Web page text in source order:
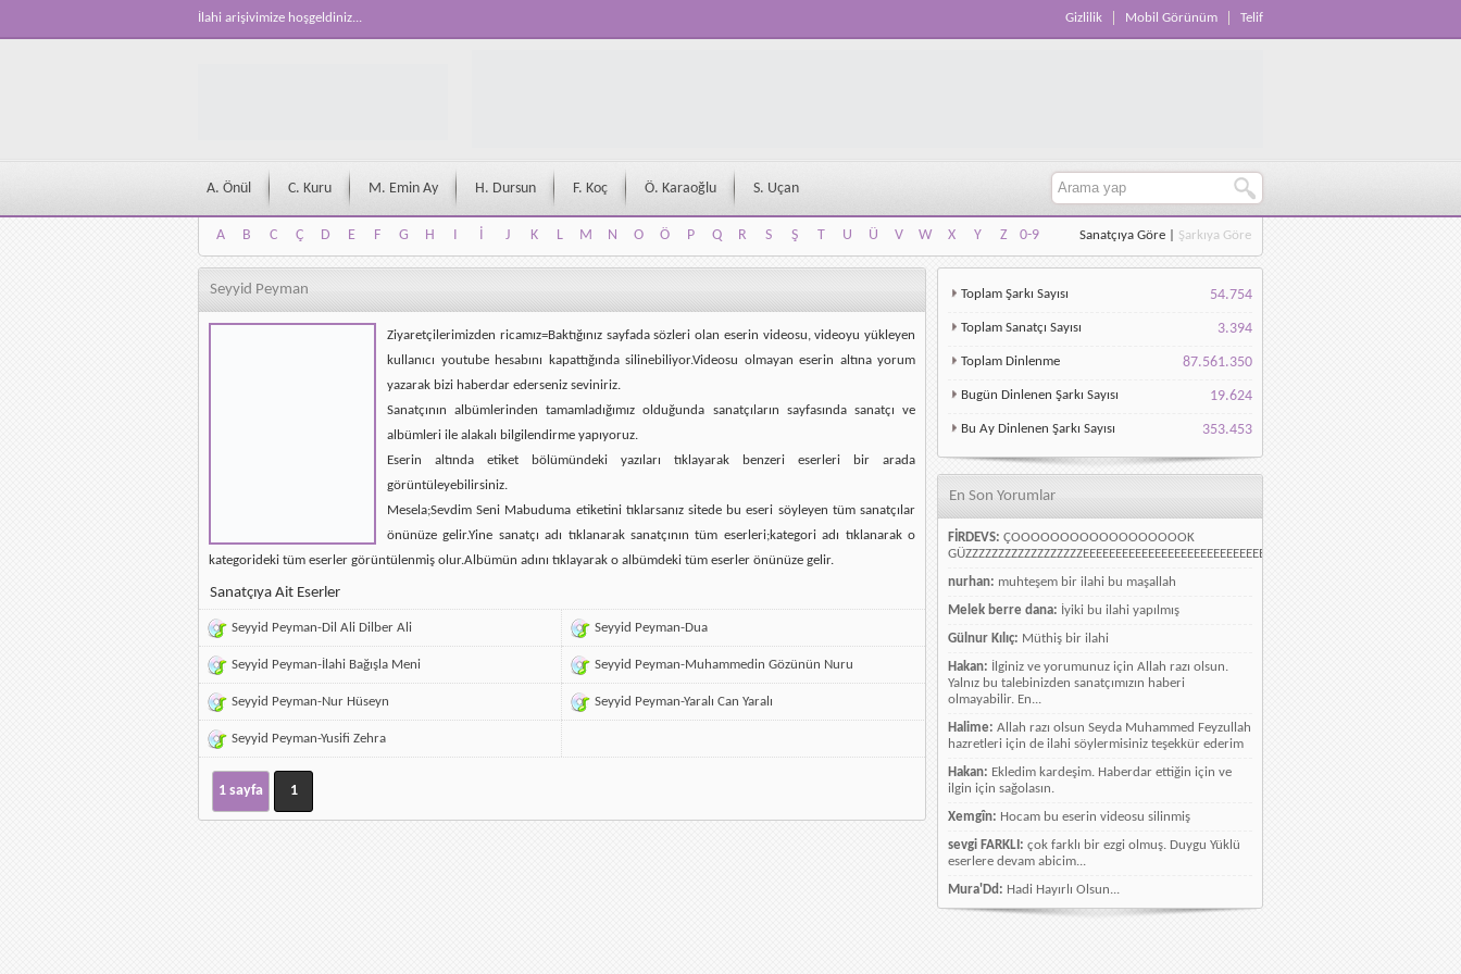
İlahi arişivimize hoşgeldiniz... Gizlilik Mobil Görünüm Telif
A. Önül C. Kuru M. Emin Ay H. Dursun F. Koç Ö. Karaoğlu S. Uçan
A B C Ç D E F G H I İ J K L M N O Ö P Q R S Ş T U Ü V W X Y Z
0-9
A
B C Ç D E F G H I İ J K L M N O Ö P Q R S Ş T U Ü V W X Y Z 0-9
Sanatçıya Göre Şarkıya Göre
Seyyid Peyman
Ziyaretçilerimizden ricamız=Baktığınız sayfada sözleri olan eserin videosu, videoyu yükleyen
kullanıcı youtube hesabını kapattığında silinebiliyor.Videosu olmayan eserin altına yorum
yazarak bizi haberdar ederseniz seviniriz.
Sanatçının albümlerinden tamamladığımız olduğunda sanatçıların sayfasında sanatçı ve
albümleri ile alakalı bilgilendirme yapıyoruz.
Eserin altında etiket bölümündeki yazıları tıklayarak benzeri eserleri bir arada
görüntüleyebilirsiniz.
Mesela;Sevdim Seni Mabuduma etiketini tıklarsanız sitede bu eseri söyleyen tüm sanatçılar
önünüze gelir.Yine sanatçı adı tıklanarak sanatçının tüm eserleri;kategori adı tıklanarak o
kategorideki tüm eserler görüntülenmiş olur.Albümün adını tıklayarak o albümdeki tüm eserler önünüze gelir.
Sanatçıya Ait Eserler
Seyyid Peyman-Dil Ali Dilber Ali Seyyid Peyman-Dua
Seyyid Peyman-İlahi Bağışla Meni Seyyid Peyman-Muhammedin Gözünün Nuru
Seyyid Peyman-Nur Hüseyn Seyyid Peyman-Yaralı Can Yaralı
Seyyid Peyman-Yusifi Zehra
1 sayfa 1
Toplam Şarkı Sayısı 54.754
Toplam Sanatçı Sayısı 3.394
Toplam Dinlenme 87.561.350
Bugün Dinlenen Şarkı Sayısı 19.624
Bu Ay Dinlenen Şarkı Sayısı 353.453
En Son Yorumlar
FİRDEVS: ÇOOOOOOOOOOOOOOOOOOK
GÜZZZZZZZZZZZZZZZZZZEEEEEEEEEEEEEEEEEEEEEEEEEEEEELLLLLLLLLLLLLLLLLLLLLLLL
nurhan: muhteşem bir ilahi bu maşallah
Melek berre dana: İyiki bu ilahi yapılmış
Gülnur Kılıç: Müthiş bir ilahi
Hakan: İlginiz ve yorumunuz için Allah razı olsun.
Yalnız bu talebinizden sanatçımızın haberi
olmayabilir. En...
Halime: Allah razı olsun Seyda Muhammed Feyzullah
hazretleri için de ilahi söylermisiniz teşekkür ederim
Hakan: Ekledim kardeşim. Haberdar ettiğin için ve
ilgin için sağolasın.
Xemgîn: Hocam bu eserin videosu silinmiş
sevgi FARKLI: çok farklı bir ezgi olmuş. Duygu Yüklü
eserlere devam abicim...
Mura'Dd: Hadi Hayırlı Olsun...